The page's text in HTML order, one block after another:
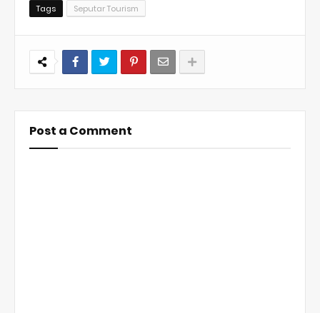
Tags Seputar Tourism
Post a Comment